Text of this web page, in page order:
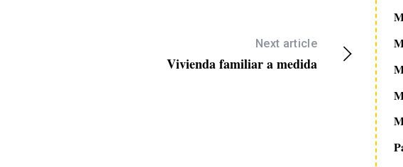
Next article
Vivienda familiar a medida